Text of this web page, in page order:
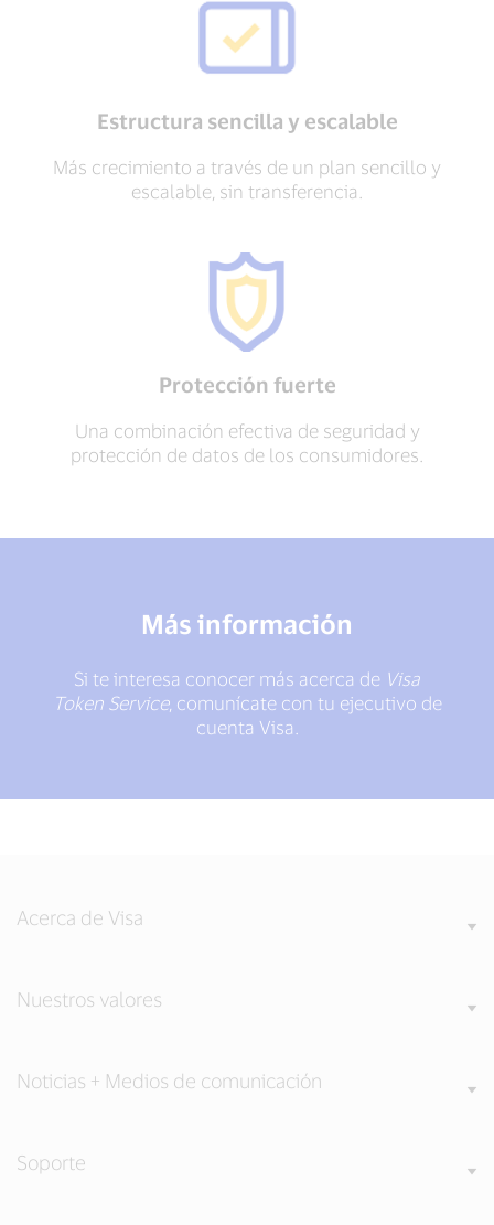
Estructura sencilla y escalable
Más crecimiento a través de un plan sencillo y
escalable, sin transferencia.
Protección fuerte
Una combinación efectiva de seguridad y
protección de datos de los consumidores.
Más información
Si te interesa conocer más acerca de Visa
Token Service, comunícate con tu ejecutivo de
cuenta Visa.
Acerca de Visa
Nuestros valores
Noticias + Medios de comunicación
Soporte